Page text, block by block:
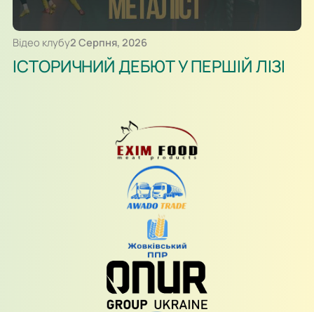
Відео клубу2 Серпня, 2026
ІСТОРИЧНИЙ ДЕБЮТ У ПЕРШІЙ ЛІЗІ